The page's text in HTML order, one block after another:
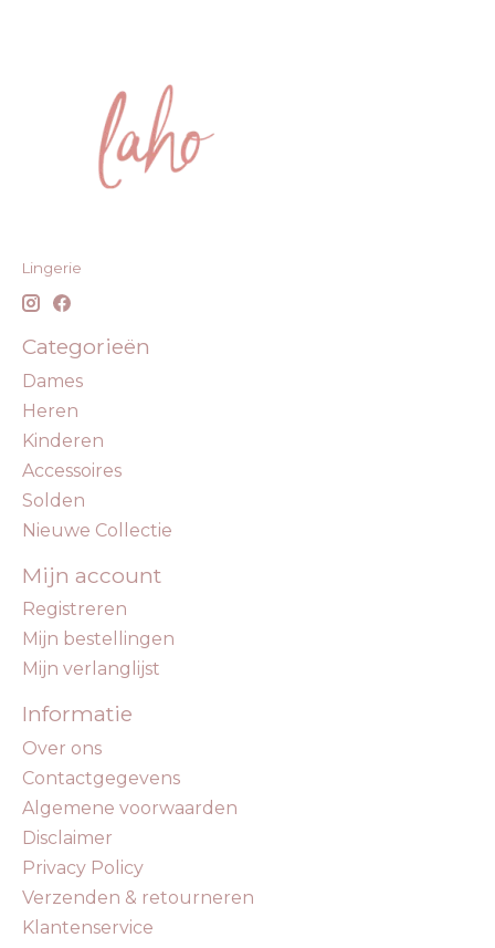
Lingerie
Categorieën
Dames
Heren
Kinderen
Accessoires
Solden
Nieuwe Collectie
Mijn account
Registreren
Mijn bestellingen
Mijn verlanglijst
Informatie
Over ons
Contactgegevens
Algemene voorwaarden
Disclaimer
Privacy Policy
Verzenden & retourneren
Klantenservice